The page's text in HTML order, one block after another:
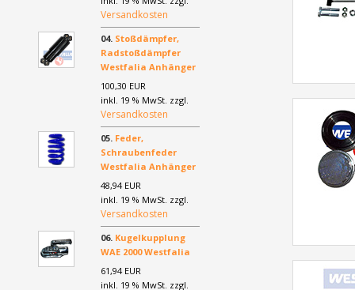
Versandkosten
04. Stoßdämpfer,
Radstoßdämpfer
Westfalia Anhänger
100,30 EUR
inkl. 19 % MwSt. zzgl.
Versandkosten
05. Feder,
Schraubenfeder
Westfalia Anhänger
48,94 EUR
inkl. 19 % MwSt. zzgl.
Versandkosten
06. Kugelkupplung
WAE 2000 Westfalia
61,94 EUR
inkl. 19 % MwSt. zzgl.